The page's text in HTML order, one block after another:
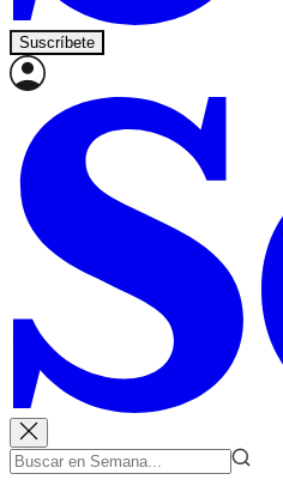
Suscríbete